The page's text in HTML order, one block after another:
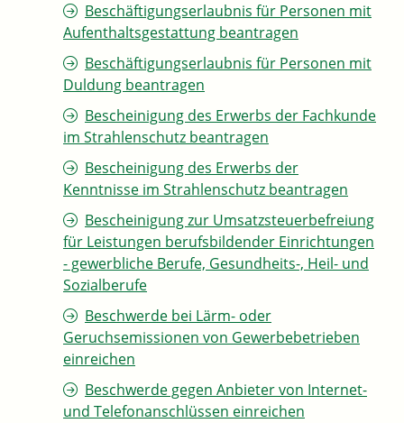
Beschäftigungserlaubnis für Personen mit
Aufenthaltsgestattung beantragen
Beschäftigungserlaubnis für Personen mit
Duldung beantragen
Bescheinigung des Erwerbs der Fachkunde
im Strahlenschutz beantragen
Bescheinigung des Erwerbs der
Kenntnisse im Strahlenschutz beantragen
Bescheinigung zur Umsatzsteuerbefreiung
für Leistungen berufsbildender Einrichtungen
- gewerbliche Berufe, Gesundheits-, Heil- und
Sozialberufe
Beschwerde bei Lärm- oder
Geruchsemissionen von Gewerbebetrieben
einreichen
Beschwerde gegen Anbieter von Internet-
und Telefonanschlüssen einreichen